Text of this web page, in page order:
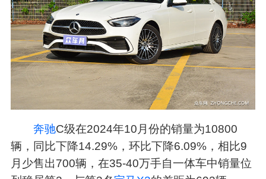
奔驰C级在2024年10月份的销量为10800
辆，同比下降14.29%，环比下降6.09%，相比9
月少售出700辆，在35-40万手自一体车中销量位